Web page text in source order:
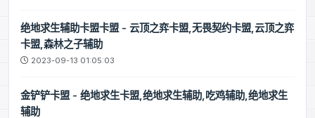
绝地求生辅助卡盟卡盟 - 云顶之弈卡盟,无畏契约卡盟,云顶之弈
卡盟,森林之子辅助
2023-09-13 01:05:03
金铲铲卡盟 - 绝地求生卡盟,绝地求生辅助,吃鸡辅助,绝地求生
辅助